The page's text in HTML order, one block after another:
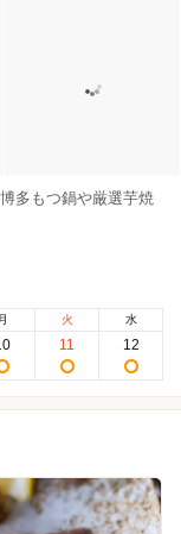
多もつ鍋や厳選芋焼
火
11
水
12